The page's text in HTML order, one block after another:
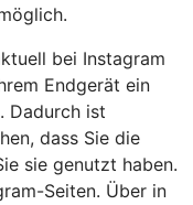
bei Instagram
Endgerät ein
Dadurch ist
dass Sie die
sie genutzt haben.
Seiten. Über in